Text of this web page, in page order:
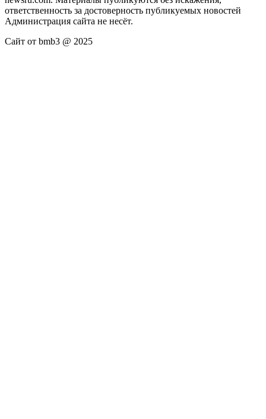
ответственность за достоверность публикуемых новостей
Администрация сайта не несёт.
Сайт от bmb3 @ 2025